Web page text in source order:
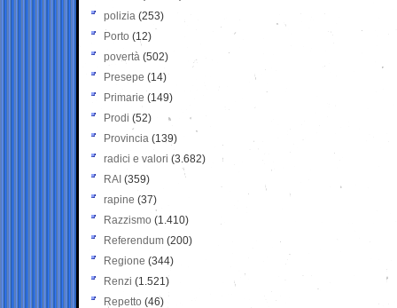
polizia (253)
Porto (12)
povertà (502)
Presepe (14)
Primarie (149)
Prodi (52)
Provincia (139)
radici e valori (3.682)
RAI (359)
rapine (37)
Razzismo (1.410)
Referendum (200)
Regione (344)
Renzi (1.521)
Repetto (46)